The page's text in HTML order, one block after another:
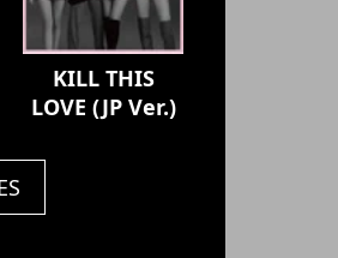
KILL THIS
LOVE (JP Ver.)